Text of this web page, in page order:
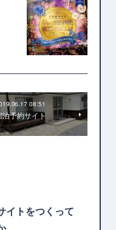
08:51
泊予約サイト
イトをつくって